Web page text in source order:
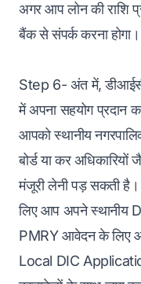
अगर आप लोन की राशि
बैंक से संपर्क करना होगा।
Step 6- अंत में,
में अपना सहयोग प्रदान
आपको स्थानीय
बोर्ड या कर
मंजूरी लेनी पड़ सकती है।
लिए आप अपने स्थानीय
PMRY आवेदन के लिए
Local DIC